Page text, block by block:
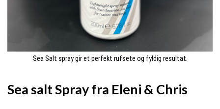
Sea Salt spray gir et perfekt rufsete og fyldig resultat.
Sea salt Spray fra Eleni & Chris